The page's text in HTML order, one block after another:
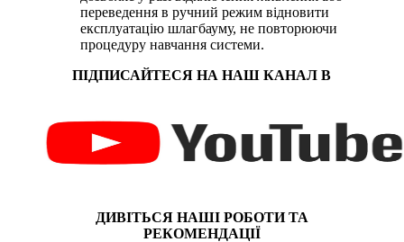
переведення в ручний режим відновити
експлуатацію шлагбауму, не повторюючи
процедуру навчання системи.
ПІДПИСАЙТЕСЯ НА НАШ КАНАЛ В
ДИВІТЬСЯ НАШІ РОБОТИ ТА
РЕКОМЕНДАЦІЇ